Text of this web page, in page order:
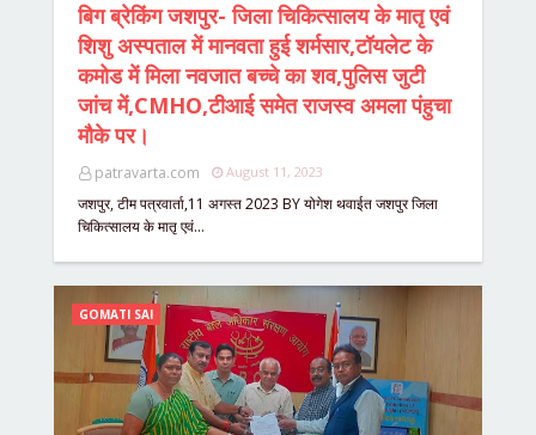
बिग ब्रेकिंग जशपुर- जिला चिकित्सालय के मातृ एवं
शिशु अस्पताल में मानवता हुई शर्मसार,टॉयलेट के
कमोड में मिला नवजात बच्चे का शव,पुलिस जुटी
जांच में,CMHO,टीआई समेत राजस्व अमला पंहुचा
मौके पर।
patravarta.com August 11, 2023
जशपुर, टीम पत्रवार्ता,11 अगस्त 2023 BY योगेश थवाईत जशपुर जिला
चिकित्सालय के मातृ एवं…
GOMATI SAI